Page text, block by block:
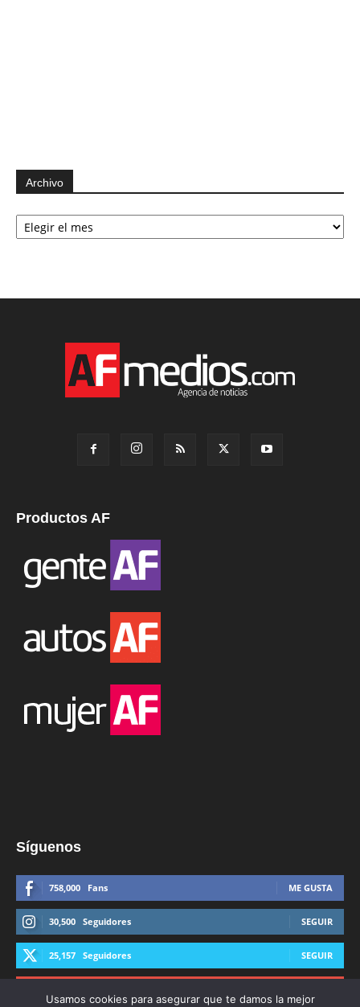
Archivo
Archivo
Productos AF
Síguenos
758,000 Fans ME GUSTA
30,500 Seguidores SEGUIR
25,157 Seguidores SEGUIR
Usamos cookies para asegurar que te damos la mejor